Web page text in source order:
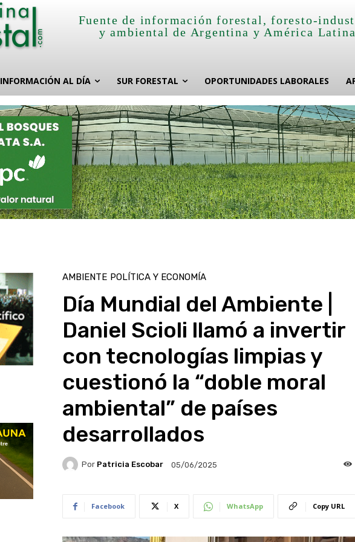
Fuente de información forestal, foresto-
y ambiental de Argentina y América
INFORMACIÓN AL DÍA SUR FORESTAL OPORTUNIDADES LABORALES
AMBIENTE POLÍTICA Y ECONOMÍA
Día Mundial del Ambiente |
Daniel Scioli llamó a invertir
con tecnologías limpias y
cuestionó la “doble moral
ambiental” de países
desarrollados
Por Patricia Escobar 05/06/2025
Facebook X WhatsApp Copy URL